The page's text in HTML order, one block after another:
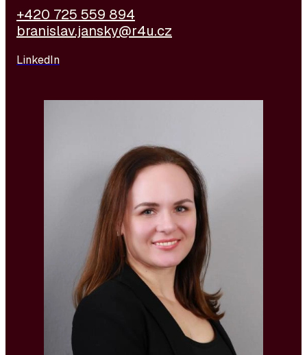
+420 725 559 894
branislav.jansky@r4u.cz
LinkedIn
Teams bei R4U tätig. Sie spezialisiert sich auf die
Besetzung von Positionen in den Bereichen Vertrieb,
Einkauf, Logistik, Administration und Kundenservice,
verfügt jedoch auch über Erfahrung in der
Rekrutierung von Spezialisten in den Bereichen
Marketing, HR oder Recht. Dank ihres sorgfältigen
Ansatzes, ihrer hervorragenden
Organisationsfähigkeiten und ihrer Orientierung an
den Bedürfnissen von Kunden und Kandidaten setzt
sie erfolgreich ein breites Spektrum an
Rekrutierungsprojekten um. Zu ihren Aufgaben gehört
auch die administrative Unterstützung im
Zusammenhang mit der Arbeitnehmerüberlassung.